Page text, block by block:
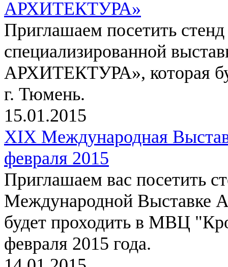
АРХИТЕКТУРА»
Приглашаем посетить
специализированной
АРХИТЕКТУРА», которая
г. Тюмень.
15.01.2015
XIX Международная
февраля 2015
Приглашаем вас посетить
Международной Выставке
будет проходить в МВЦ
февраля 2015 года.